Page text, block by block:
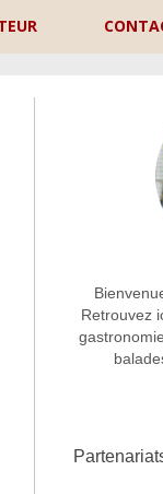
de contact
ou message
Retrouvez